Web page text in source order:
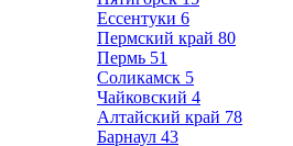
Ессентуки 6
Пермский край 80
Пермь 51
Соликамск 5
Чайковский 4
Алтайский край 78
Барнаул 43